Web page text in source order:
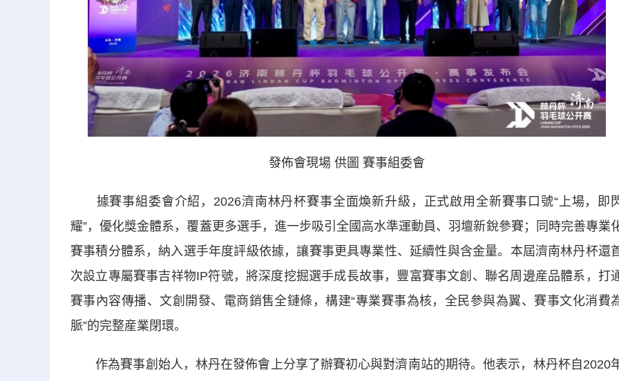
發佈會現場 供圖 賽事組委會
據賽事組委會介紹，2026濟南林丹杯賽事全面煥新升級，正式啟用全新賽事口號“上場，即
耀”，優化獎金體系，覆蓋更多選手，進一步吸引全國高水準運動員、羽壇新銳參賽；同時完善專業
賽事積分體系，納入選手年度評級依據，讓賽事更具專業性、延續性與含金量。本屆濟南林丹杯還
次設立專屬賽事吉祥物IP符號，將深度挖掘選手成長故事，豐富賽事文創、聯名周邊産品體系，打
賽事內容傳播、文創開發、電商銷售全鏈條，構建“專業賽事為核，全民參與為翼、賽事文化消費
脈”的完整産業閉環。
作為賽事創始人，林丹在發佈會上分享了辦賽初心與對濟南站的期待。他表示，林丹杯自2020